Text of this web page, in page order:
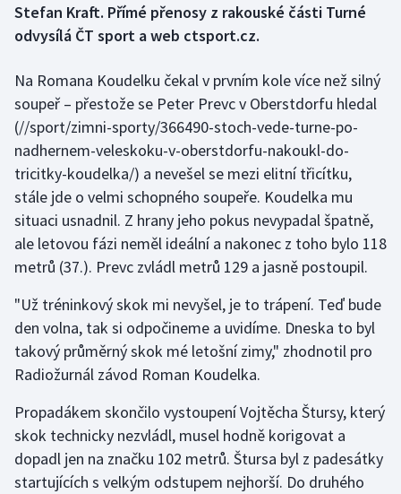
Cyklistika
Florbal
Futsal
Golf
Gymnastika
Házená
Jezdectví
Judo
Lezení
Lyže a snowboard
Stefan Kraft. Přímé přenosy z rakouské části Turné
odvysílá ČT sport a web ctsport.cz.
Na Romana Koudelku čekal v prvním kole více než silný
soupeř – přestože se Peter Prevc v Oberstdorfu hledal
(//sport/zimni-sporty/366490-stoch-vede-turne-po-
nadhernem-veleskoku-v-oberstdorfu-nakoukl-do-
tricitky-koudelka/) a nevešel se mezi elitní třicítku,
stále jde o velmi schopného soupeře. Koudelka mu
situaci usnadnil. Z hrany jeho pokus nevypadal špatně,
ale letovou fázi neměl ideální a nakonec z toho bylo 118
metrů (37.). Prevc zvládl metrů 129 a jasně postoupil.
"Už tréninkový skok mi nevyšel, je to trápení. Teď bude
den volna, tak si odpočineme a uvidíme. Dneska to byl
takový průměrný skok mé letošní zimy," zhodnotil pro
Radiožurnál závod Roman Koudelka.
Propadákem skončilo vystoupení Vojtěcha Štursy, který
skok technicky nezvládl, musel hodně korigovat a
dopadl jen na značku 102 metrů. Štursa byl z padesátky
startujících s velkým odstupem nejhorší. Do druhého